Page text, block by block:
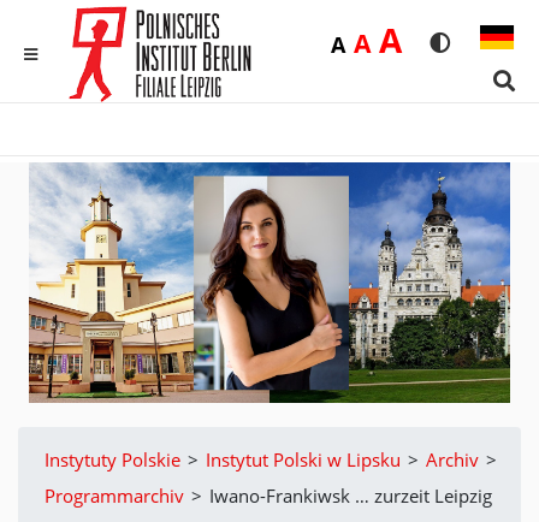
Rozmiar
ADomyślna
AŚrednia
ADużaWersja
Instytuty Polskie > Instytut Polski w Lipsku > Archiv >
Programmarchiv > Iwano-Frankiwsk … zurzeit Leipzig